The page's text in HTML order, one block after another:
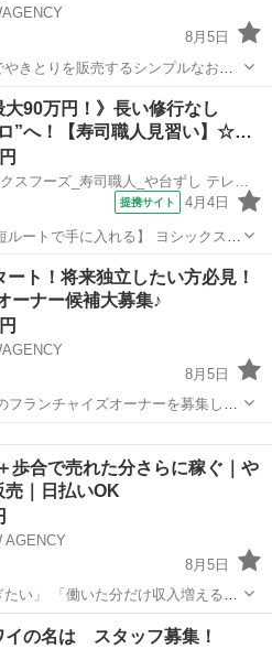
8月5日
きとりを販売するシンプルなお仕
らスタートした人がほとんどです。
所へ移動 ・移動販売車で簡単な調
移動販売
大90万円！》長い修行なし
”へ！【寿司職人見習い】☆…
株式会社ヨシックスフーズ_寿司職人_や台ずし テレビ塔西町(正社員)
提携サイト 4月4日
し」では、 鮮魚の一部を加工済み
負担を大幅に削減しています。 入社
その他
ート！将来独立したい方必見！
ーナー候補大募集♪
8月5日
フランチャイズオーナーを募集して
代～30代の方が中心にエントリー
もあり！ 【仕事内容】 飲
歩合で売れた分さらに稼ぐ｜や
売｜日払いOK
AGENCY
8月5日
たい」 「働いた分だけ収入増える仕
売スタッフ！
取り ・販売場所へ移動 ・やき
移動販売
の名は スタッフ募集！